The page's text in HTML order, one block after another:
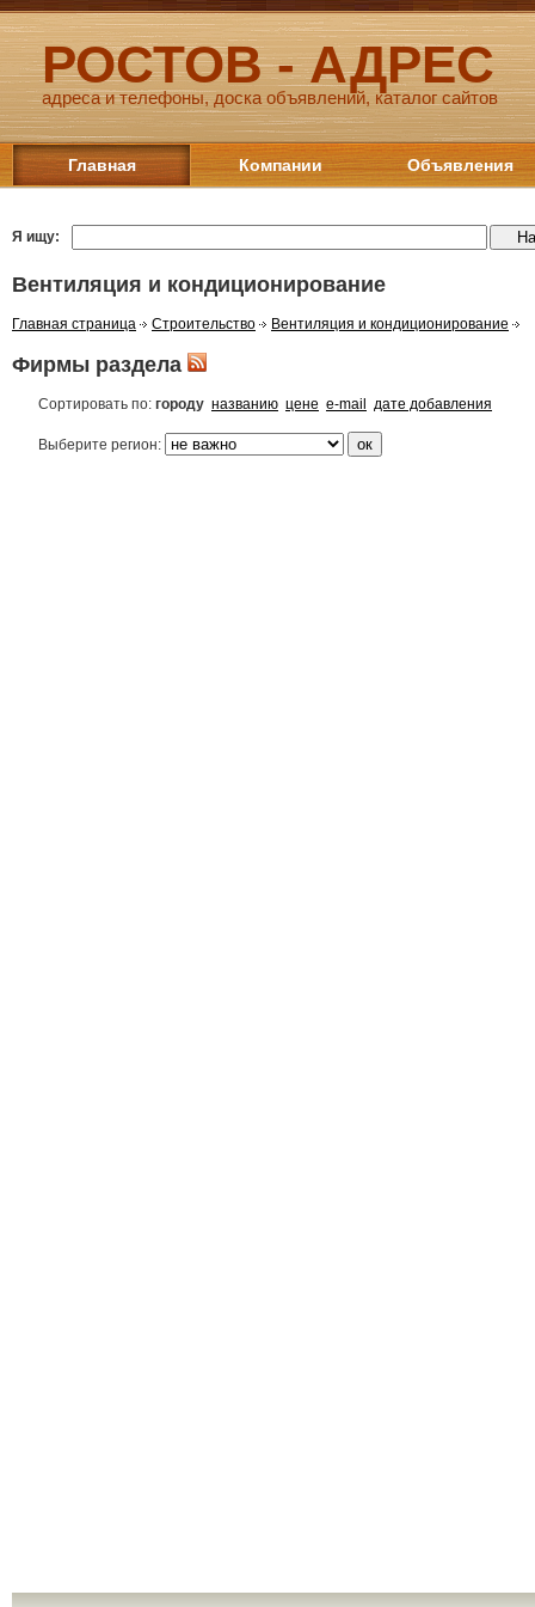
РОСТОВ - АДРЕС
адреса и телефоны, доска объявлений, каталог сайтов
Главная Компании Объявления
Я ищу:
Вентиляция и кондиционирование
Главная страница Строительство Вентиляция и кондиционирование
Фирмы раздела
Сортировать по: городу названию цене e-mail дате добавления
Выберите регион: